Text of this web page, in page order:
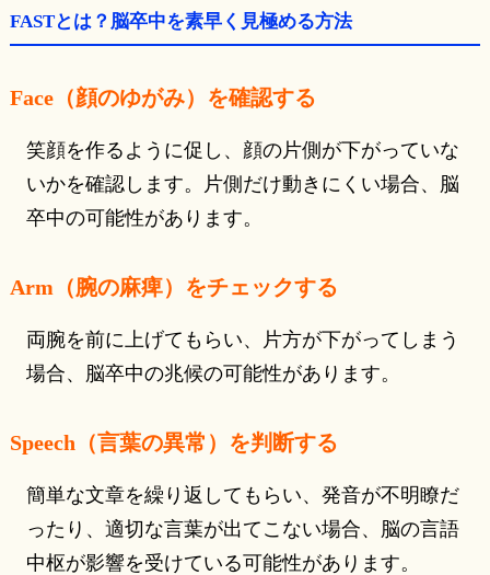
FASTとは？脳卒中を素早く見極める方法
Face（顔のゆがみ）を確認する
笑顔を作るように促し、顔の片側が下がっていな
いかを確認します。片側だけ動きにくい場合、脳
卒中の可能性があります。
Arm（腕の麻痺）をチェックする
両腕を前に上げてもらい、片方が下がってしまう
場合、脳卒中の兆候の可能性があります。
Speech（言葉の異常）を判断する
簡単な文章を繰り返してもらい、発音が不明瞭だ
ったり、適切な言葉が出てこない場合、脳の言語
中枢が影響を受けている可能性があります。